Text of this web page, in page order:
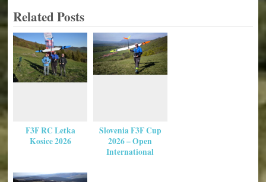
Related Posts
F3F RC Letka
Kosice 2026
Slovenia F3F Cup
2026 – Open
International